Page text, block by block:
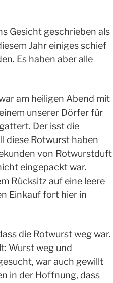
Gesicht geschrieben als
Jahr einiges schief
Es haben aber alle
am heiligen Abend mit
unserer Dörfer für
Der isst die
diese Rotwurst haben
von Rotwurstduft
eingepackt war.
Rücksitz auf eine leere
Einkauf fort hier in
die Rotwurst weg war.
Wurst weg und
war auch gewillt
in der Hoffnung, dass